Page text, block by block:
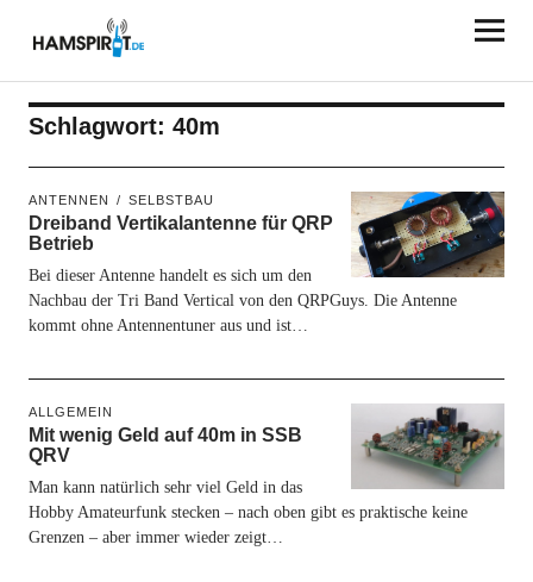
HAMSPIRIT.DE
Schlagwort: 40m
ANTENNEN SELBSTBAU
Dreiband Vertikalantenne für QRP
Betrieb
Bei dieser Antenne handelt es sich um den
Nachbau der Tri Band Vertical von den QRPGuys. Die Antenne
kommt ohne Antennentuner aus und ist…
ALLGEMEIN
Mit wenig Geld auf 40m in SSB
QRV
Man kann natürlich sehr viel Geld in das
Hobby Amateurfunk stecken – nach oben gibt es praktische keine
Grenzen – aber immer wieder zeigt…